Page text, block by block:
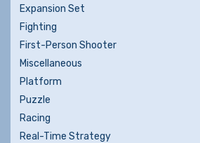
Expansion Set
Fighting
First-Person Shooter
Miscellaneous
Platform
Puzzle
Racing
Real-Time Strategy